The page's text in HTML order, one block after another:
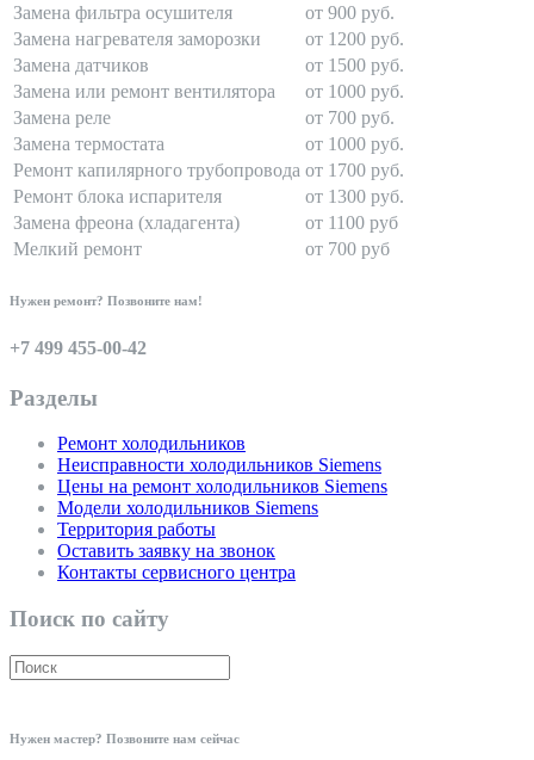
Замена фильтра осушителя
от 900 руб.
Замена нагревателя заморозки
от 1200 руб.
Замена датчиков
от 1500 руб.
Замена или ремонт вентилятора
от 1000 руб.
Замена реле
от 700 руб.
Замена термостата
от 1000 руб.
Ремонт капилярного трубопровода от 1700 руб.
Ремонт блока испарителя
от 1300 руб.
Замена фреона (хладагента)
от 1100 руб
Мелкий ремонт
от 700 руб
Нужен ремонт? Позвоните нам!
+7 499 455-00-42
Разделы
Ремонт холодильников
Неисправности холодильников Siemens
Цены на ремонт холодильников Siemens
Модели холодильников Siemens
Территория работы
Оставить заявку на звонок
Контакты сервисного центра
Поиск по сайту
Нужен мастер? Позвоните нам сейчас